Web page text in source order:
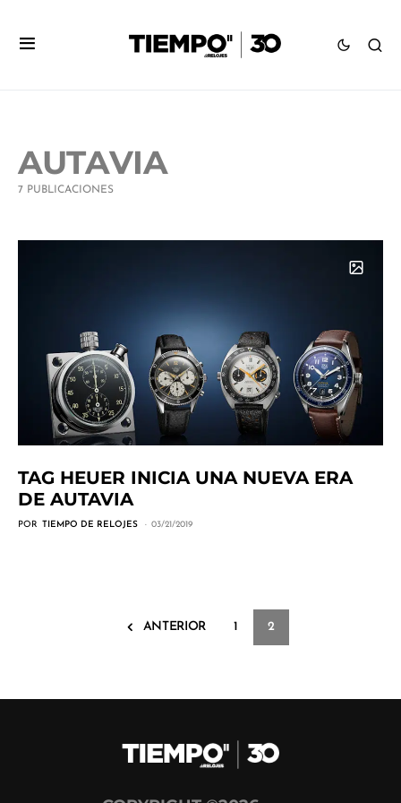
AUTAVIA
7 PUBLICACIONES
TAG HEUER INICIA UNA NUEVA ERA
DE AUTAVIA
POR TIEMPO DE RELOJES 03/21/2019
ANTERIOR 1 2